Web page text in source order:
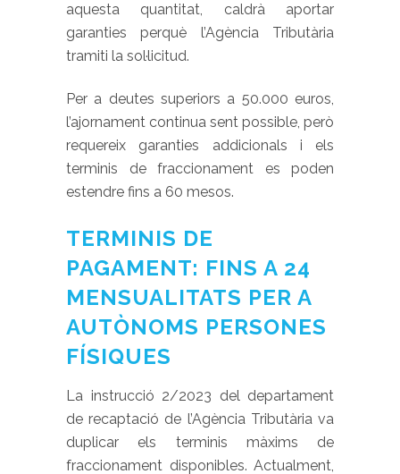
aquesta quantitat, caldrà aportar
garanties perquè l’Agència Tributària
tramiti la sol·licitud.
Per a deutes superiors a 50.000 euros,
l’ajornament continua sent possible, però
requereix garanties addicionals i els
terminis de fraccionament es poden
estendre fins a 60 mesos.
TERMINIS DE
PAGAMENT: FINS A 24
MENSUALITATS PER A
AUTÒNOMS PERSONES
FÍSIQUES
La instrucció 2/2023 del departament
de recaptació de l’Agència Tributària va
duplicar els terminis màxims de
fraccionament disponibles. Actualment,